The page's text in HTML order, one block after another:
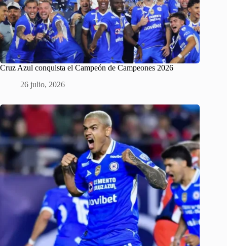
Cruz Azul conquista el Campeón de Campeones 2026
26 julio, 2026